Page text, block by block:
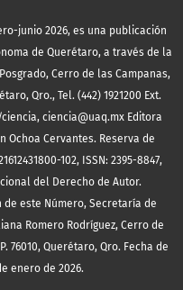
junio 2026, es una publicación
de Querétaro, a través de la
Cerro de las Campanas,
Qro., Tel. (442) 1921200 Ext.
ciencia@uaq.mx Editora
Ochoa Cervantes. Reserva de
102, ISSN: 2395-8847,
del Derecho de Autor.
este Número, Secretaría de
Romero Rodríguez, Cerro de
76010, Querétaro, Qro. Fecha de
enero de 2026.